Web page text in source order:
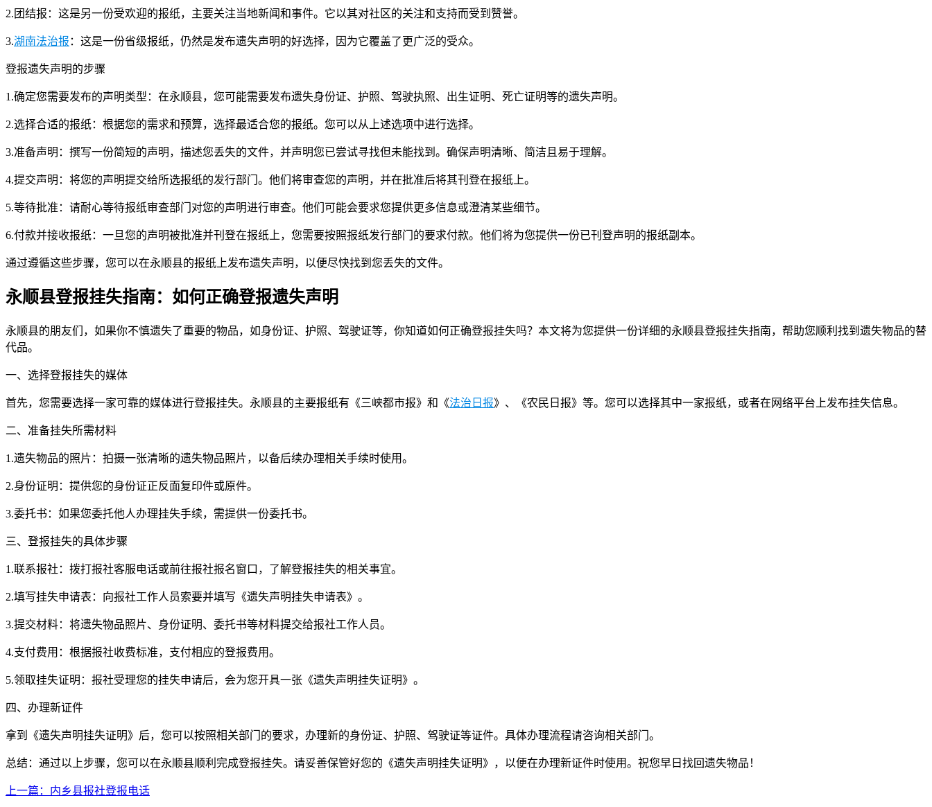
2.团结报：这是另一份受欢迎的报纸，主要关注当地新闻和事件。它以其对社区的关注和支持而受到赞誉。
3.湖南法治报 ：这是一份省级报纸，仍然是发布遗失声明的好选择，因为它覆盖了更广泛的受众。
登报遗失声明的步骤
1.确定您需要发布的声明类型：在永顺县，您可能需要发布遗失身份证、护照、驾驶执照、出生证明、死亡证明等的遗失声明。
2.选择合适的报纸：根据您的需求和预算，选择最适合您的报纸。您可以从上述选项中进行选择。
3.准备声明：撰写一份简短的声明，描述您丢失的文件，并声明您已尝试寻找但未能找到。确保声明清晰、简洁且易于理解。
4.提交声明：将您的声明提交给所选报纸的发行部门。他们将审查您的声明，并在批准后将其刊登在报纸上。
5.等待批准：请耐心等待报纸审查部门对您的声明进行审查。他们可能会要求您提供更多信息或澄清某些细节。
6.付款并接收报纸：一旦您的声明被批准并刊登在报纸上，您需要按照报纸发行部门的要求付款。他们将为您提供一份已刊登声明的报纸副本。
通过遵循这些步骤，您可以在永顺县的报纸上发布遗失声明，以便尽快找到您丢失的文件。
永顺县登报挂失指南：如何正确登报遗失声明
永顺县的朋友们，如果你不慎遗失了重要的物品，如身份证、护照、驾驶证等，你知道如何正确登报挂失吗？本文将为您提供一份详细的永顺县登报挂失指南，帮助您顺利找到遗失物品的替
代品。
一、选择登报挂失的媒体
首先，您需要选择一家可靠的媒体进行登报挂失。永顺县的主要报纸有《三峡都市报》和《法治日报》、《农民日报》等。您可以选择其中一家报纸，或者在网络平台上发布挂失信息。
二、准备挂失所需材料
1.遗失物品的照片：拍摄一张清晰的遗失物品照片，以备后续办理相关手续时使用。
2.身份证明：提供您的身份证正反面复印件或原件。
3.委托书：如果您委托他人办理挂失手续，需提供一份委托书。
三、登报挂失的具体步骤
1.联系报社：拨打报社客服电话或前往报社报名窗口，了解登报挂失的相关事宜。
2.填写挂失申请表：向报社工作人员索要并填写《遗失声明挂失申请表》。
3.提交材料：将遗失物品照片、身份证明、委托书等材料提交给报社工作人员。
4.支付费用：根据报社收费标准，支付相应的登报费用。
5.领取挂失证明：报社受理您的挂失申请后，会为您开具一张《遗失声明挂失证明》。
四、办理新证件
拿到《遗失声明挂失证明》后，您可以按照相关部门的要求，办理新的身份证、护照、驾驶证等证件。具体办理流程请咨询相关部门。
总结：通过以上步骤，您可以在永顺县顺利完成登报挂失。请妥善保管好您的《遗失声明挂失证明》，以便在办理新证件时使用。祝您早日找回遗失物品！
上一篇：内乡县报社登报电话